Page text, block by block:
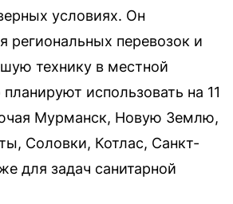
условиях. Он
региональных перевозок и
технику в местной
использовать на 11
Мурманск, Новую Землю,
Соловки, Котлас, Санкт-
для задач санитарной